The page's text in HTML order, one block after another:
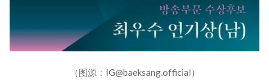
（图源：IG@baeksang.official）